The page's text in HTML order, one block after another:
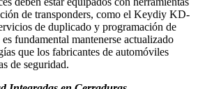
de transponders, como el Keydiy KD-
de duplicado y programación de
fundamental mantenerse actualizado
que los fabricantes de automóviles
de seguridad.